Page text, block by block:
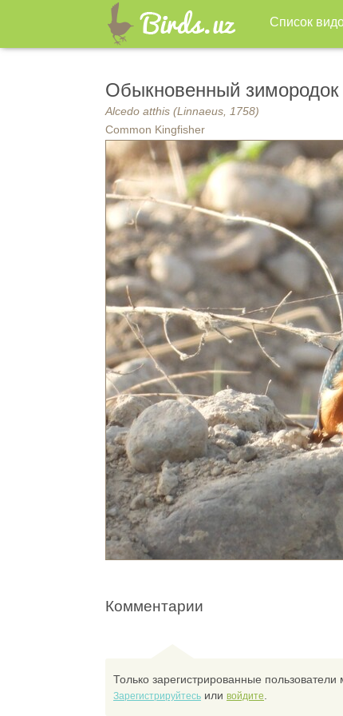
Список
Обыкновенный зимородок
Alcedo atthis (Linnaeus, 1758)
Common Kingfisher
Комментарии
Только зарегистрированные пользователи
Зарегистрируйтесь или войдите